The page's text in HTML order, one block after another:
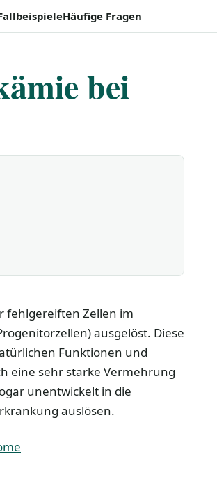
Häufige Fragen
bei
fehlgereiften Zellen im
ausgelöst. Diese
Funktionen und
eine sehr starke Vermehrung
unentwickelt in die
auslösen.